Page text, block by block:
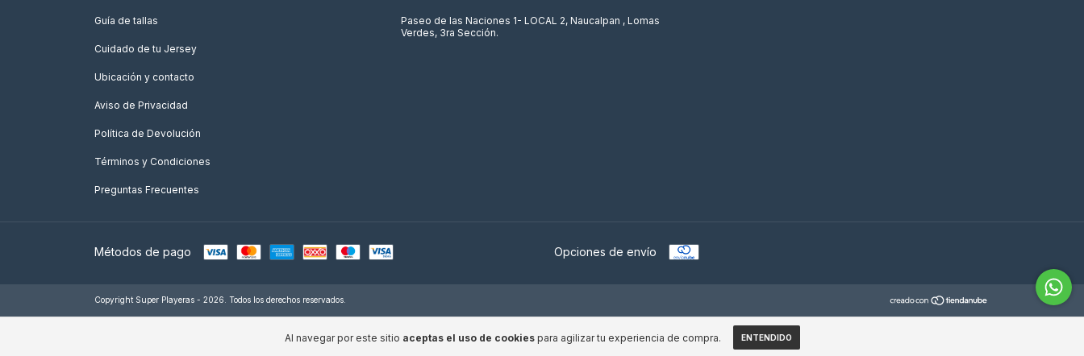
Al navegar por este sitio aceptas el uso de cookiespara agilizar tu experiencia de compra. ENTENDIDO
Guía de tallas
Cuidado de tu Jersey
Ubicación y contacto
Aviso de Privacidad
Política de Devolución
Términos y Condiciones
Preguntas Frecuentes
Paseo de las Naciones 1- LOCAL 2, Naucalpan , Lomas
Verdes, 3ra Sección.
Métodos de pago Opciones de envío
Copyright Super Playeras - 2026. Todos los derechos reservados.